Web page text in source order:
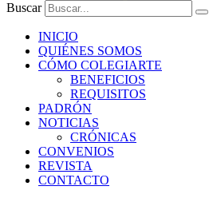
Buscar
INICIO
QUIÉNES SOMOS
CÓMO COLEGIARTE
BENEFICIOS
REQUISITOS
PADRÓN
NOTICIAS
CRÓNICAS
CONVENIOS
REVISTA
CONTACTO